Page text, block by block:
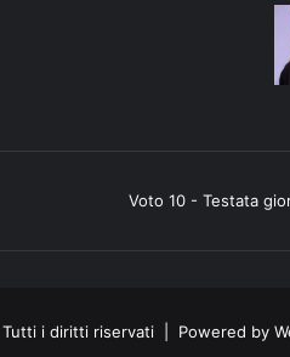
Voto 10 - Testata
i diritti riservati | Powered by